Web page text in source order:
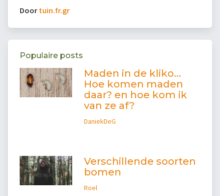
Door tuin.fr.gr
Populaire posts
Maden in de kliko...
Hoe komen maden
daar? en hoe kom ik
van ze af?
DaniekDeG
Verschillende soorten
bomen
Roel